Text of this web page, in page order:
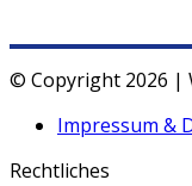
© Copyright 2026 |
Impressum &
Rechtliches